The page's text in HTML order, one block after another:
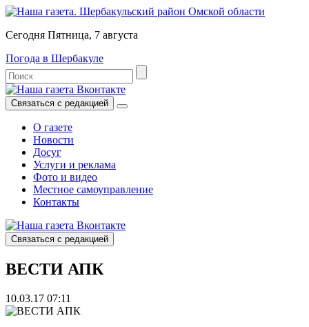
Сегодня Пятница, 7 августа
Погода в Шербакуле
Связаться с редакцией
О газете
Новости
Досуг
Услуги и реклама
Фото и видео
Местное самоуправление
Контакты
Связаться с редакцией
ВЕСТИ АПК
10.03.17 07:11